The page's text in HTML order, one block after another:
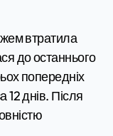
втратила
до останнього
попередніх
12 днів. Після